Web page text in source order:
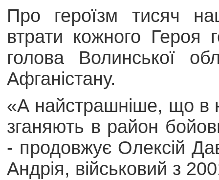
Про героїзм тисяч
втрати кожного Героя
голова Волинської
Афганістану.
«А найстрашніше, що в
зганяють в район
- продовжує Олексій
Андрія, військовий з